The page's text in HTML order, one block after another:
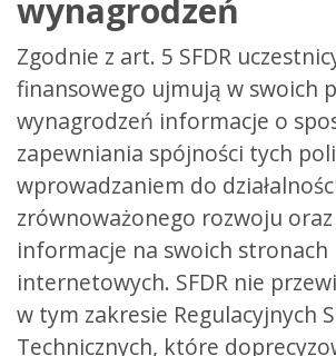
wynagrodzeń
Zgodnie z art. 5 SFDR
finansowego ujmują w swoich
wynagrodzeń informacje o
zapewniania spójności tych
wprowadzaniem do
zrównoważonego rozwoju
informacje na swoich stronach
internetowych. SFDR nie
w tym zakresie Regulacyjnych
Technicznych, które